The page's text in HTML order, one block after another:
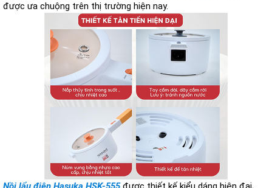
được ưa chuộng trên thị trường hiện nay.